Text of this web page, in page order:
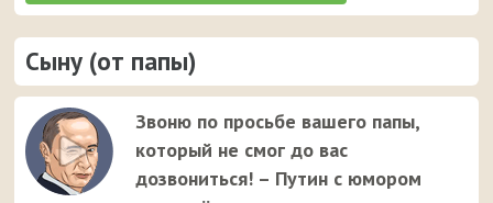
Сыну (от папы)
Звоню по просьбе вашего папы,
который не смог до вас
дозвониться! – Путин с юмором